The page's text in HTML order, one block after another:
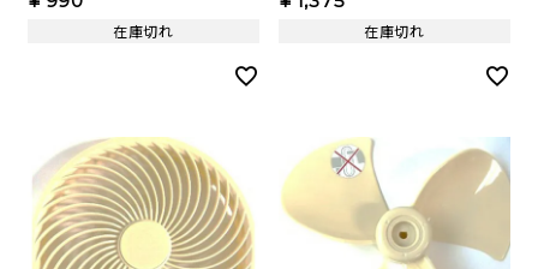
在庫切れ 在庫切れ